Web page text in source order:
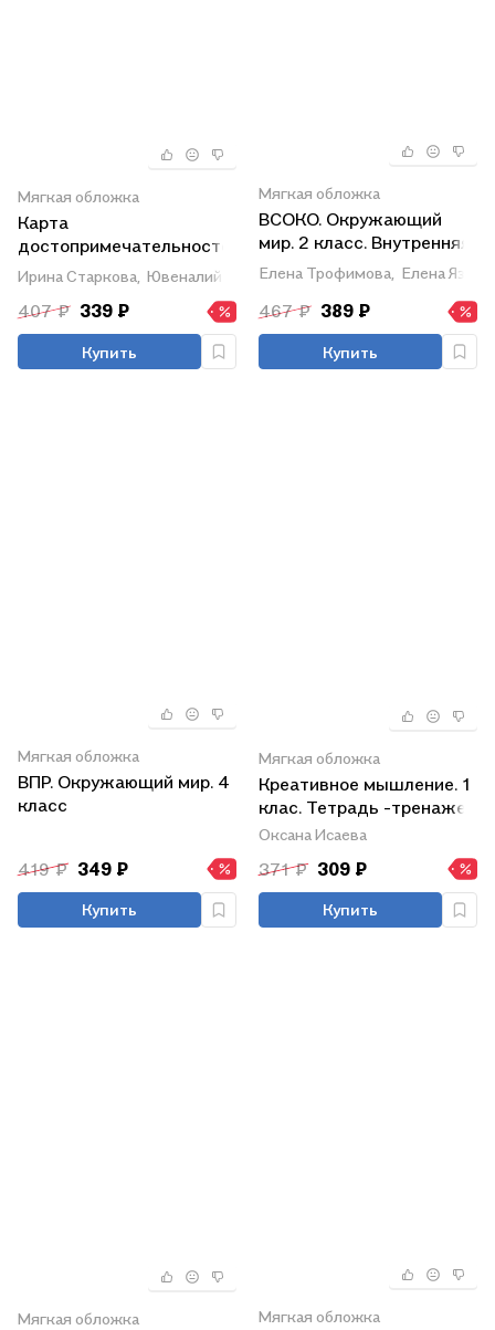
Мягкая обложка
Карта
достопримечательностей
«Путешествие по земле
Ленинградской» с QR-
кодом.
Ирина Старкова, Ювеналий Кирюхин
407 ₽ 339 ₽
Купить
Мягкая обложка
ВСОКО. Окружающий
мир. 2 класс. Внутренняя
система оценки
качества образования.
Типовые задания. 10
вариантов заданий. ФГОС
Елена Трофимова, Елена
467 ₽ 389 ₽
Купить
Мягкая обложка
ВПР. Окружающий мир. 4
класс
419 ₽ 349 ₽
Купить
Мягкая обложка
Креативное мышление. 1
клас. Тетрадь -тренажер
Оксана Исаева
371 ₽ 309 ₽
Купить
Мягкая обложка Мягкая обложка